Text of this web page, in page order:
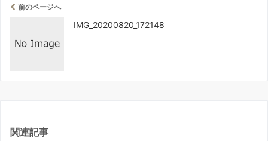
前のページへ
IMG_20200820_172148
関連記事